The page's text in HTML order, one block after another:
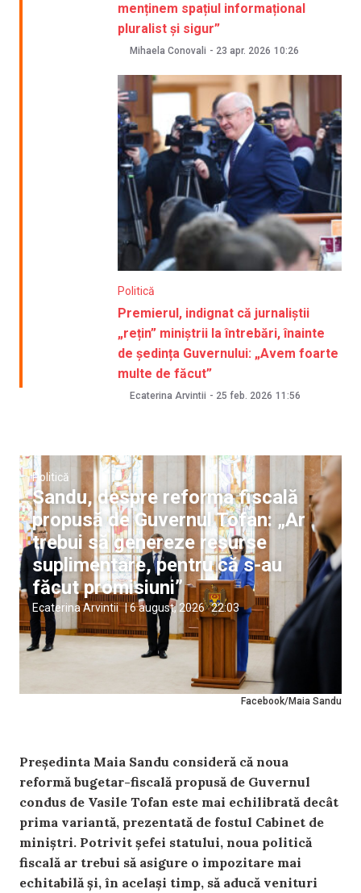
menținem spațiul informațional
pluralist și sigur”
Mihaela Conovali - 23 apr. 2026 10:26
Politică
Premierul, indignat că jurnaliștii
„rețin” miniștrii la întrebări, înainte
de ședința Guvernului: „Avem foarte
multe de făcut”
Ecaterina Arvintii - 25 feb. 2026 11:56
Facebook/Maia Sandu
Politică
Sandu, despre reforma fiscală
propusă de Guvernul Tofan: „Ar
trebui să genereze resurse
suplimentare, pentru că s-au
făcut promisiuni”
Ecaterina Arvintii |6 august, 2026 22:03
Președinta Maia Sandu consideră că noua
reformă bugetar-fiscală propusă de Guvernul
condus de Vasile Tofan este mai echilibrată decât
prima variantă, prezentată de fostul Cabinet de
miniștri. Potrivit șefei statului, noua politică
fiscală ar trebui să asigure o impozitare mai
echitabilă și, în același timp, să aducă venituri